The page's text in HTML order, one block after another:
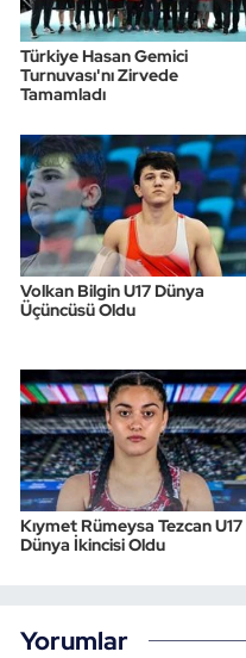
Türkiye Hasan Gemici
Turnuvası'nı Zirvede
Tamamladı
Volkan Bilgin U17 Dünya
Üçüncüsü Oldu
Kıymet Rümeysa Tezcan U17
Dünya İkincisi Oldu
Yorumlar